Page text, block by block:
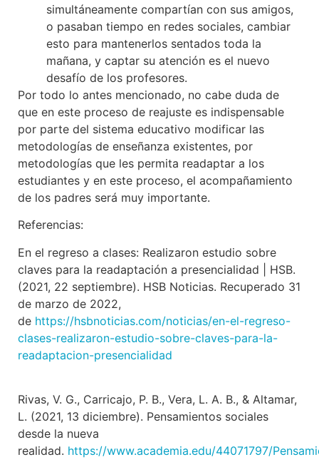
simultáneamente compartían con sus amigos,
o pasaban tiempo en redes sociales, cambiar
esto para mantenerlos sentados toda la
mañana, y captar su atención es el nuevo
desafío de los profesores.
Por todo lo antes mencionado, no cabe duda de
que en este proceso de reajuste es indispensable
por parte del sistema educativo modificar las
metodologías de enseñanza existentes, por
metodologías que les permita readaptar a los
estudiantes y en este proceso, el acompañamiento
de los padres será muy importante.
Referencias:
En el regreso a clases: Realizaron estudio sobre
claves para la readaptación a presencialidad | HSB.
(2021, 22 septiembre). HSB Noticias. Recuperado 31
de marzo de 2022,
de https://hsbnoticias.com/noticias/en-el-regreso-
clases-realizaron-estudio-sobre-claves-para-la-
readaptacion-presencialidad
Rivas, V. G., Carricajo, P. B., Vera, L. A. B., & Altamar,
L. (2021, 13 diciembre). Pensamientos sociales
desde la nueva
realidad. https://www.academia.edu/44071797/